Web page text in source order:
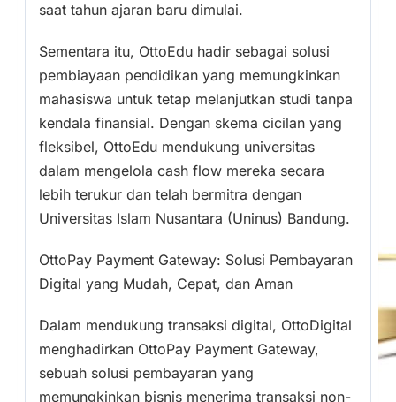
saat tahun ajaran baru dimulai.
Sementara itu, OttoEdu hadir sebagai solusi
pembiayaan pendidikan yang memungkinkan
mahasiswa untuk tetap melanjutkan studi tanpa
kendala finansial. Dengan skema cicilan yang
fleksibel, OttoEdu mendukung universitas
dalam mengelola cash flow mereka secara
lebih terukur dan telah bermitra dengan
Universitas Islam Nusantara (Uninus) Bandung.
OttoPay Payment Gateway: Solusi Pembayaran
Digital yang Mudah, Cepat, dan Aman
Dalam mendukung transaksi digital, OttoDigital
menghadirkan OttoPay Payment Gateway,
sebuah solusi pembayaran yang
memungkinkan bisnis menerima transaksi non-